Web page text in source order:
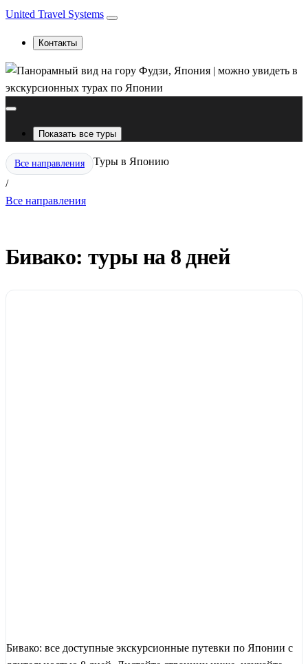
United Travel Systems
Контакты
Показать все туры
Все направления
/
Туры в Японию
Все направления
Бивако: туры на 8 дней
Бивако: все доступные экскурсионные путевки по Японии с